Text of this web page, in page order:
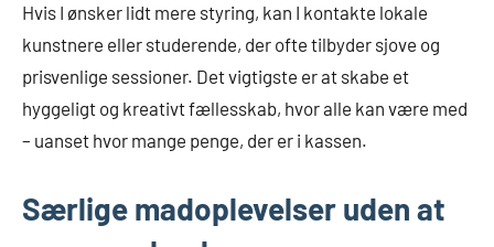
Hvis I ønsker lidt mere styring, kan I kontakte lokale
kunstnere eller studerende, der ofte tilbyder sjove og
prisvenlige sessioner. Det vigtigste er at skabe et
hyggeligt og kreativt fællesskab, hvor alle kan være med
– uanset hvor mange penge, der er i kassen.
Særlige madoplevelser uden at